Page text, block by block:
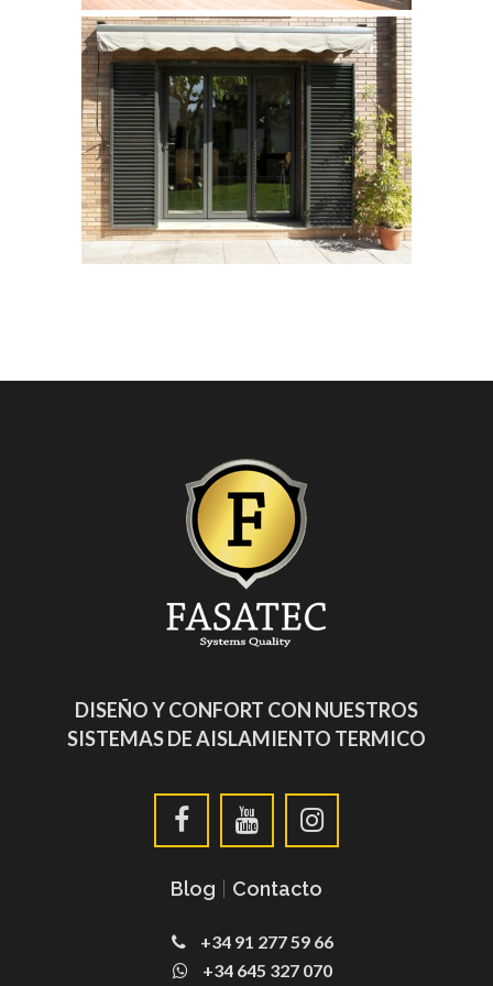
DISEÑO Y CONFORT CON NUESTROS
SISTEMAS DE AISLAMIENTO TERMICO
Blog Contacto
+34 91 277 59 66
+34 645 327 070